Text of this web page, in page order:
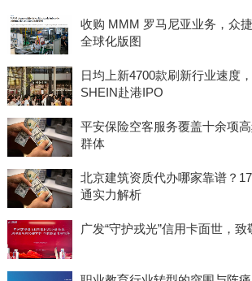
收购 MMM 罗马尼亚业务，众
全球化版图
日均上新4700款刷新行业速度
SHEIN赴港IPO
平安保险空客服务覆盖十余项
群体
北京建筑资质代办哪家靠谱？
通实力解析
广发“守护戎光”信用卡面世，致